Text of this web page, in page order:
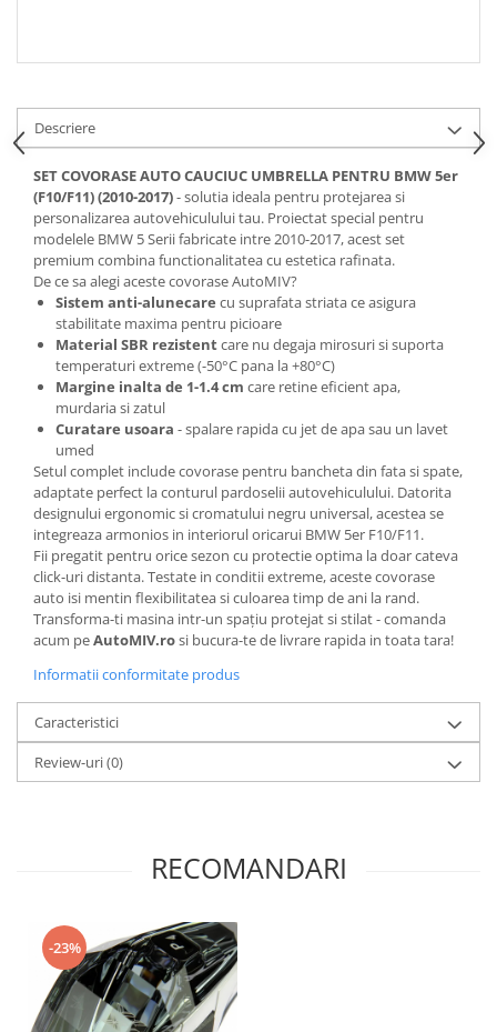
Curatare si Detailing Interior
Vopsitorie, Chituri si Adezivi
Curatare si Detailing Exterior
Articole Auto Sezoniere
Produse de Iarna
Cabluri Pornire
Produse de Vara
Blog
Descriere
SET COVORASE AUTO CAUCIUC UMBRELLA PENTRU BMW 5er
(F10/F11) (2010-2017)- solutia ideala pentru protejarea si
personalizarea autovehiculului tau. Proiectat special pentru
modelele BMW 5 Serii fabricate intre 2010-2017, acest set
premium combina functionalitatea cu estetica rafinata.
De ce sa alegi aceste covorase AutoMIV?
Sistem anti-alunecare cu suprafata striata ce asigura
stabilitate maxima pentru picioare
Material SBR rezistentcare nu degaja mirosuri si suporta
temperaturi extreme (-50°C pana la +80°C)
Margine inalta de 1-1.4 cm care retine eficient apa,
murdaria si zatul
Curatare usoara - spalare rapida cu jet de apa sau un lavet
umed
Setul complet include covorase pentru bancheta din fata si spate,
adaptate perfect la conturul pardoselii autovehiculului. Datorita
designului ergonomic si cromatului negru universal, acestea se
integreaza armonios in interiorul oricarui BMW 5er F10/F11.
Fii pregatit pentru orice sezon cu protectie optima la doar cateva
click-uri distanta. Testate in conditii extreme, aceste covorase
auto isi mentin flexibilitatea si culoarea timp de ani la rand.
Transforma-ti masina intr-un spațiu protejat si stilat - comanda
acum peAutoMIV.rosi bucura-te de livrare rapida in toata tara!
Informatii conformitate produs
Caracteristici
Review-uri(0)
RECOMANDARI
-23%